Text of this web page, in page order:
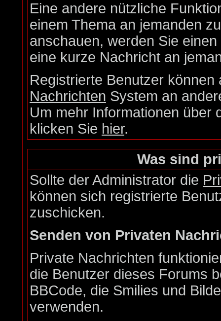
Eine andere nützliche
einem Thema an jemanden
anschauen, werden Sie
eine kurze Nachricht an
Registrierte Benutzer
Nachrichten System an
Um mehr Informationen über
klicken Sie hier.
Was sind
Sollte der Administrator die
können sich registrierte
zuschicken.
Senden von Privaten
Private Nachrichten
die Benutzer dieses Forums
BBCode, die Smilies und
verwenden.